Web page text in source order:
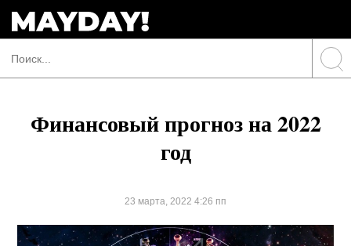
Финансовый прогноз на 2022
год
23 марта, 2022 4:26 пп